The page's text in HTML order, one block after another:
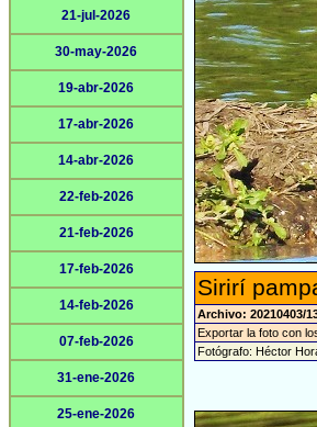
21-jul-2026
30-may-2026
19-abr-2026
17-abr-2026
14-abr-2026
22-feb-2026
21-feb-2026
17-feb-2026
14-feb-2026
07-feb-2026
31-ene-2026
25-ene-2026
Sirirí
Archivo: 20210403/
Exportar la foto con
Fotógrafo: Héctor